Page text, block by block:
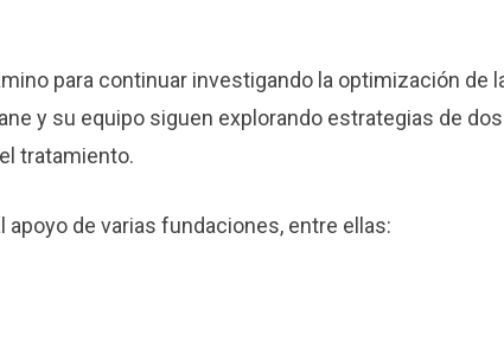
para continuar investigando la optimización de
y su equipo siguen explorando estrategias de
tratamiento.
de varias fundaciones, entre ellas: